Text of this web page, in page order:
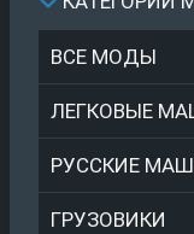
ВСЕ МОДЫ
ЛЕГКОВЫЕ
РУССКИЕ
ГРУЗОВИКИ